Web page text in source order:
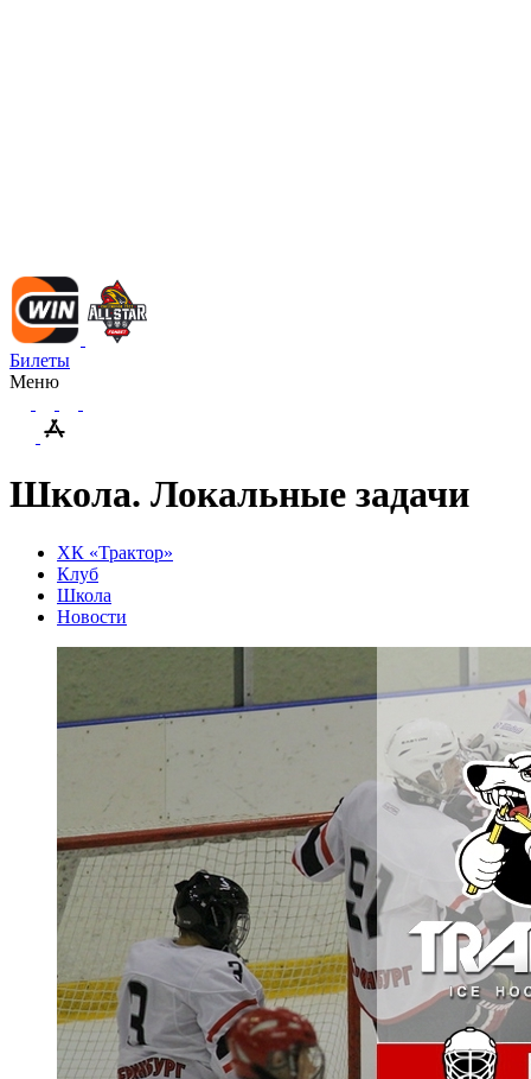
Билеты
Меню
Школа. Локальные задачи
ХК «Трактор»
Клуб
Школа
Новости